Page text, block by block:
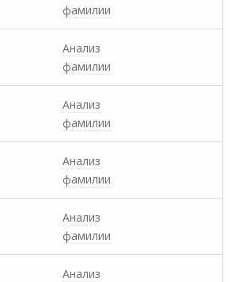
фамилии
Анализ
фамилии
Анализ
фамилии
Анализ
фамилии
Анализ
фамилии
Анализ